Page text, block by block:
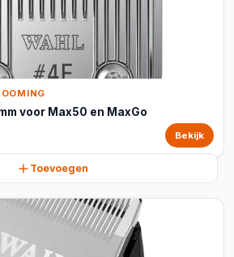
voor Max50 en MaxGo
Bekijk
Toevoegen